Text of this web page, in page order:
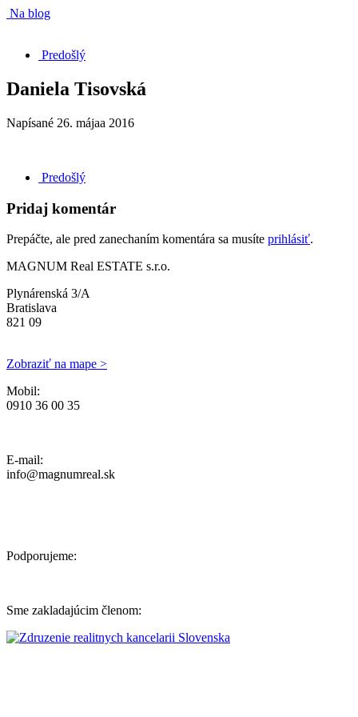
Na blog
Predošlý
Daniela Tisovská
Napísané 26. májaa 2016
Predošlý
Pridaj komentár
Prepáčte, ale pred zanechaním komentára sa musíte prihlásiť.
MAGNUM Real ESTATE s.r.o.
Plynárenská 3/A
Bratislava
821 09
Zobraziť na mape >
Mobil:
0910 36 00 35
E-mail:
info@magnumreal.sk
Podporujeme:
Sme zakladajúcim členom: